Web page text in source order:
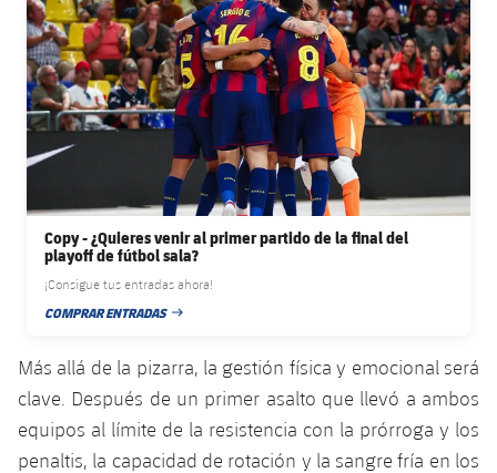
Copy - ¿Quieres venir al primer partido de la final del
playoff de fútbol sala?
¡Consigue tus entradas ahora!
COMPRAR ENTRADAS
FECHA DE PUBLICACIÓN
Más allá de la pizarra, la gestión física y emocional será
clave. Después de un primer asalto que llevó a ambos
equipos al límite de la resistencia con la prórroga y los
penaltis, la capacidad de rotación y la sangre fría en los